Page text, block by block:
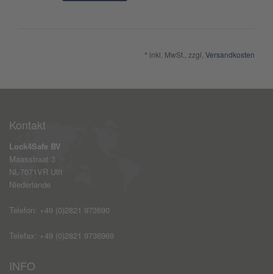
* inkl. MwSt., zzgl. Versandkosten
Kontakt
Lock4Safe BV
Maasstraat 3
NL-7071VR Ulft
Niederlande
Telefon: +49 (0)2821 973690
Telefax: +49 (0)2821 9736969
INFO